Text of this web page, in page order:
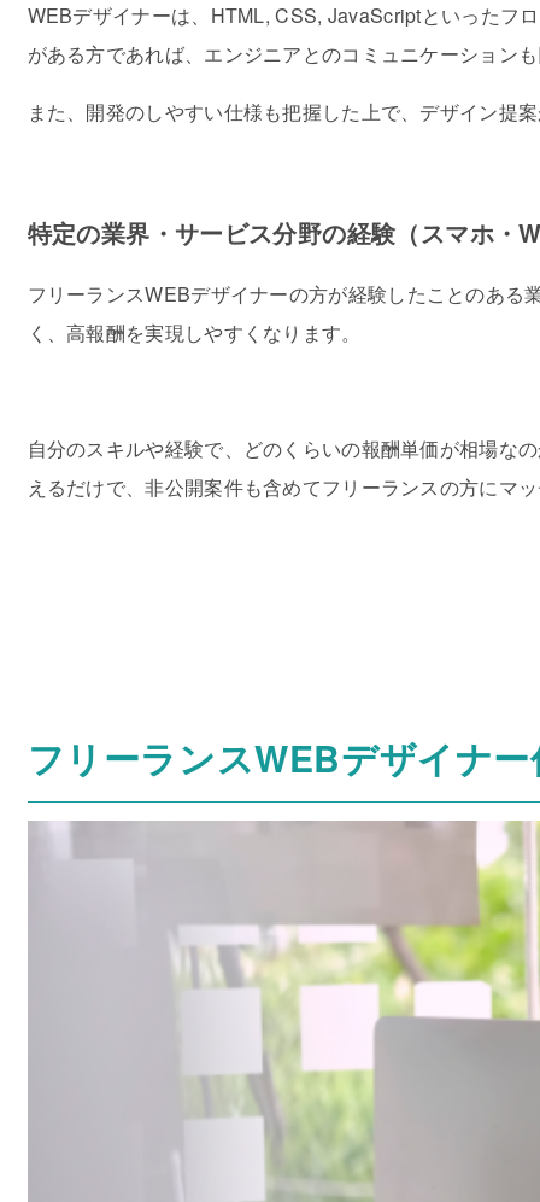
WEBデザイナーは、HTML, CSS, JavaScriptといったフ
がある方であれば、エンジニアとのコミュニケーション
また、開発のしやすい仕様も把握した上で、デザイン提
特定の業界・サービス分野の経験（スマホ・
フリーランスWEBデザイナーの方が経験したことのあ
く、高報酬を実現しやすくなります。
自分のスキルや経験で、どのくらいの報酬単価が相場な
えるだけで、非公開案件も含めてフリーランスの方にマ
フリーランスWEBデザイナ